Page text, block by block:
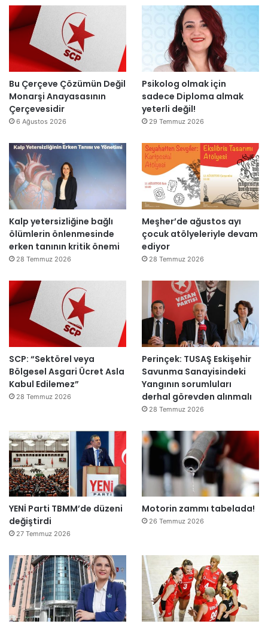
d
i
”
l
l
a
s
o
n
r
a
y
n
i
d
n
a
ç
ı
l
d
Bu Çerçeve Çözümün Değil
Monarşi Anayasasının
Çerçevesidir
6 Ağustos 2026
Psikolog olmak için
sadece Diploma almak
yeterli değil!
29 Temmuz 2026
Kalp yetersizliğine bağlı
ölümlerin önlenmesinde
erken tanının kritik önemi
28 Temmuz 2026
Meşher’de ağustos ayı
çocuk atölyeleriyle devam
ediyor
28 Temmuz 2026
SCP: “Sektörel veya
Bölgesel Asgari Ücret Asla
Kabul Edilemez”
28 Temmuz 2026
Perinçek: TUSAŞ Eskişehir
Savunma Sanayisindeki
Yangının sorumluları
derhal görevden alınmalı
28 Temmuz 2026
YENİ Parti TBMM’de düzeni
değiştirdi
27 Temmuz 2026
Motorin zammı tabelada!
26 Temmuz 2026